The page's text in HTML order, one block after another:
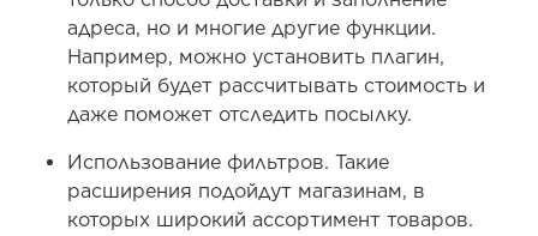
адреса, но и многие другие функции.
Например, можно установить плагин,
который будет рассчитывать стоимость и
даже поможет отследить посылку.
Использование фильтров. Такие
расширения подойдут магазинам, в
которых широкий ассортимент товаров.